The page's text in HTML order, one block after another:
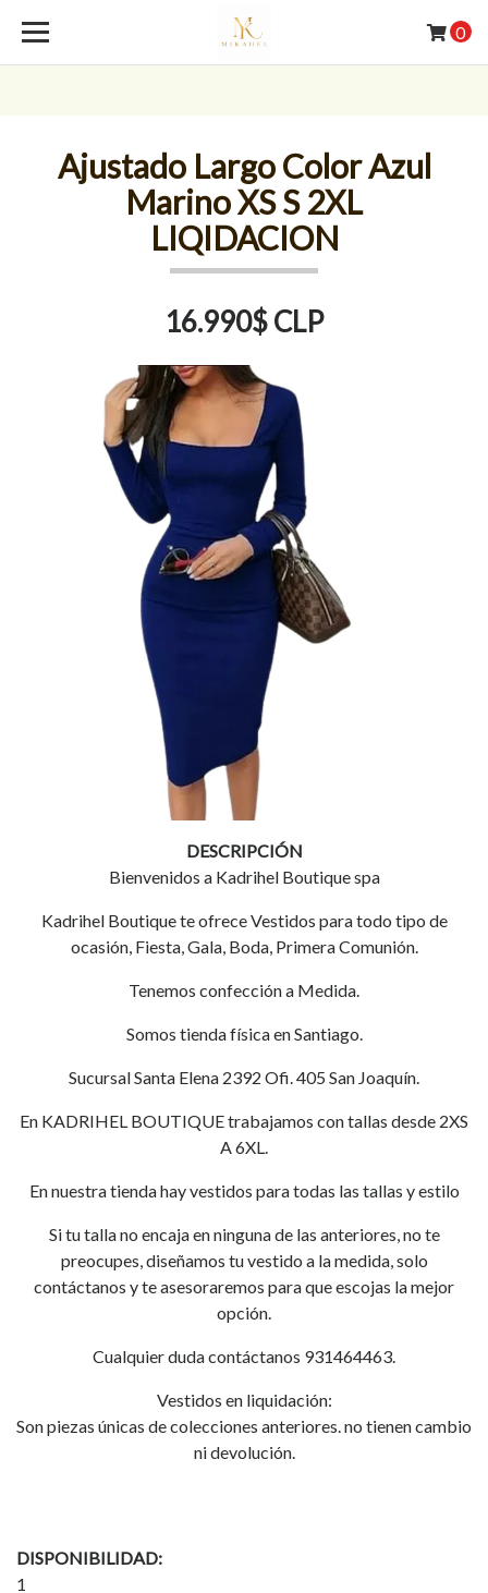
0
Ajustado Largo Color Azul
Marino XS S 2XL
LIQIDACION
16.990$ CLP
DESCRIPCIÓN
Bienvenidos a Kadrihel Boutique spa
Kadrihel Boutique te ofrece Vestidos para todo tipo de
ocasión, Fiesta, Gala, Boda, Primera Comunión.
Tenemos confección a Medida.
Somos tienda física en Santiago.
Sucursal Santa Elena 2392 Ofi. 405 San Joaquín.
En KADRIHEL BOUTIQUE trabajamos con tallas desde 2XS
A 6XL.
En nuestra tienda hay vestidos para todas las tallas y estilo
Si tu talla no encaja en ninguna de las anteriores, no te
preocupes, diseñamos tu vestido a la medida, solo
contáctanos y te asesoraremos para que escojas la mejor
opción.
Cualquier duda contáctanos 931464463.
Vestidos en liquidación:
Son piezas únicas de colecciones anteriores. no tienen cambio
ni devolución.
DISPONIBILIDAD:
1